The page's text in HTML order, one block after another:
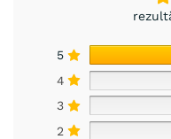
5
4
3
2